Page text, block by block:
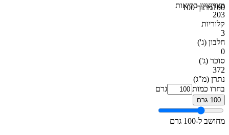
100מתוך 100מצויןציון בריאות
203
קלוריות
3
חלבון (ג')
0
סוכר (ג')
372
נתרן (מ"ג)
בחרו כמות
גרם
100 גרם
מחושב ל-100 גרם